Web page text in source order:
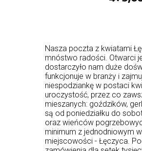
Nasza poczta z kwiatami
mnóstwo radości. Otwarci
dostarczyło nam duże
funkcjonuje w branży i
niespodziankę w postaci
uroczystość, przez co
mieszanych: goździków,
są od poniedziałku do
oraz wieńców
minimum z jednodniowym
miejscowości - Łęczyca.